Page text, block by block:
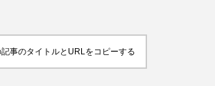
記事のタイトルとURLをコピーする